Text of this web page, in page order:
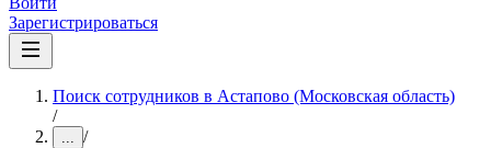
Зарегистрироваться
Поиск сотрудников в Астапово (Московская область)
/
... /